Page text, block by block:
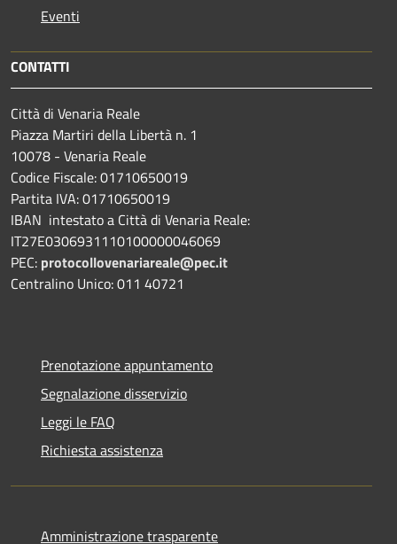
Eventi
CONTATTI
Città di Venaria Reale
Piazza Martiri della Libertà n. 1
10078 - Venaria Reale
Codice Fiscale: 01710650019
Partita IVA: 01710650019
IBAN intestato a Città di Venaria Reale:
IT27E0306931110100000046069
PEC: protocollovenariareale@pec.it
Centralino Unico: 011 40721
Prenotazione appuntamento
Segnalazione disservizio
Leggi le FAQ
Richiesta assistenza
Amministrazione trasparente